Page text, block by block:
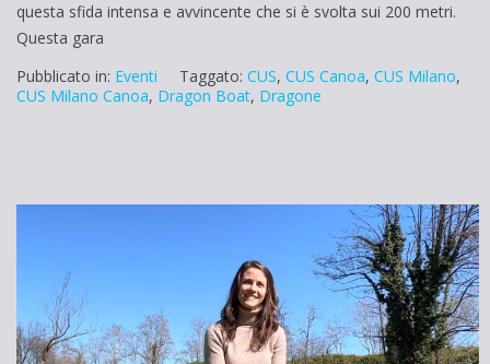
questa sfida intensa e avvincente che si è svolta sui 200 metri.
Questa gara
Pubblicato in: Eventi Taggato: CUS, CUS Canoa, CUS Milano,
CUS Milano Canoa, Dragon Boat, Dragone